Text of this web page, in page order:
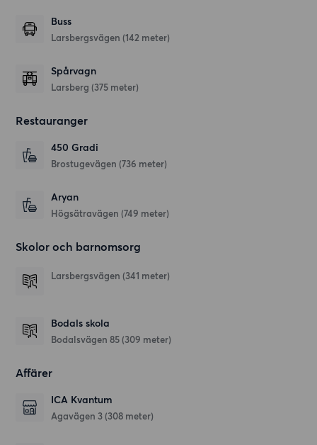
Buss
Larsbergsvägen (142 meter)
Spårvagn
Larsberg (375 meter)
Restauranger
450 Gradi
Brostugevägen (736 meter)
Aryan
Högsätravägen (749 meter)
Skolor och barnomsorg
Larsbergsvägen (341 meter)
Bodals skola
Bodalsvägen 85 (309 meter)
Affärer
ICA Kvantum
Agavägen 3 (308 meter)